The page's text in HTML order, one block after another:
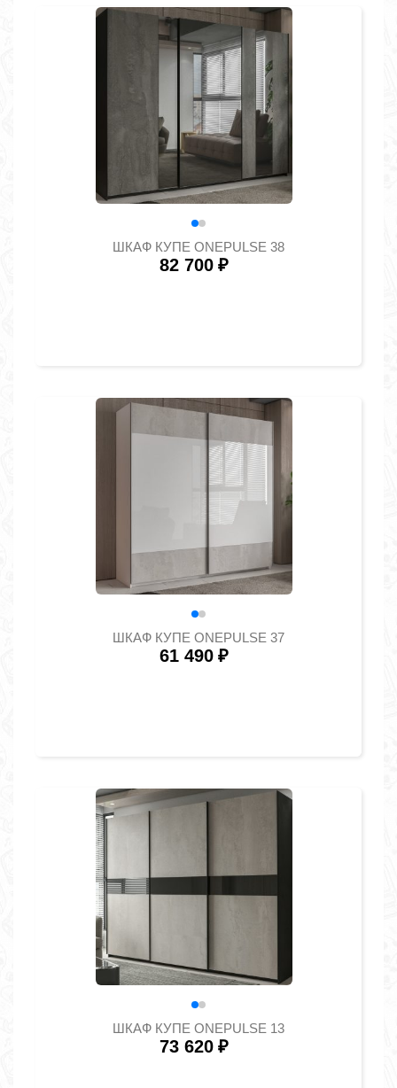
ШКАФ КУПЕ ONEPULSE 38
82 700 ₽
ШКАФ КУПЕ ONEPULSE 37
61 490 ₽
ШКАФ КУПЕ ONEPULSE 13
73 620 ₽